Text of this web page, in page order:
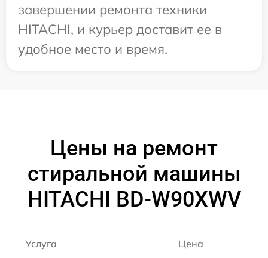
завершении ремонта техники
HITACHI, и курьер доставит ее в
удобное место и время.
Цены на ремонт
стиральной машины
HITACHI BD-W90XWV
Услуга Цена